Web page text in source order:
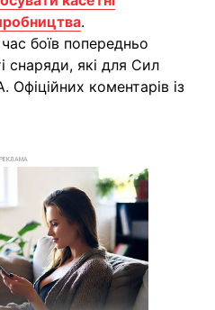
.
боїв попередньо
снаряди, які для Сил
коментарів із
РЕКЛАМА